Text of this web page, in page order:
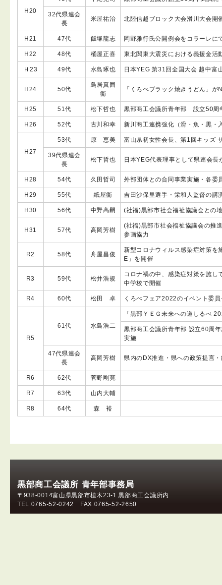
H20
32代県連会
長
米屋祐治 北陸信越ブロック大会滑川大会開
H21 47代 飯塚龍志 岡野雅行氏公開例会をコラーレに
H22 48代 桶屋正喜 東北関東大震災における義援金活
Ｈ23 49代 水島琢也 日本YEG 第31回全国大会 越中富
H24 50代
鳥居真囲
衛
「くろべブラック焼きうどん」
H25 51代 松下哲也 黒部商工会議所青年部 設立50周
H26 52代 古川和幸 新川商工連携強化（滑・魚・黒・
H27
53代 原 恵美 富山県初女性会長、第1回キッズ
39代県連会
長
松下哲也 日本YEG代表理事として県連会
H28 54代 久田哲司 外部団体との合同事業実施・各委
H29 55代 紙屋衛 吉田沙保里選手・栄和人監督の講
H30 56代 中野高嗣 (社福)黒部市社会福祉協議会との
H31 57代 高岡芳樹
(社福)黒部市社会福祉協議会の推
参画協力
R2 58代 舟屋昌俊
新型コロナウィルス感染症対策
E」を開催
R3 59代 松井浩規
コロナ禍の中、感染症対策を施し
中学校で開催
R4 60代 松田 卓 くろべフェア2022のイベント委
R5
61代 水島浩二
「黒部ＹＥＧ未来への道しるべ
黒部商工会議所青年部 設立60周
実施
47代県連会
長
高岡芳樹 県内のDX推進・県への政策提言
R6 62代 菅野剛寛
R7 63代 山内大輔
R8 64代 森 裕
黒部商工会議所 青年部事務局
〒938-0014富山県黒部市植木23-1 黒部商工会議所内
TEL.0765-52-0242 FAX.0765-52-2650